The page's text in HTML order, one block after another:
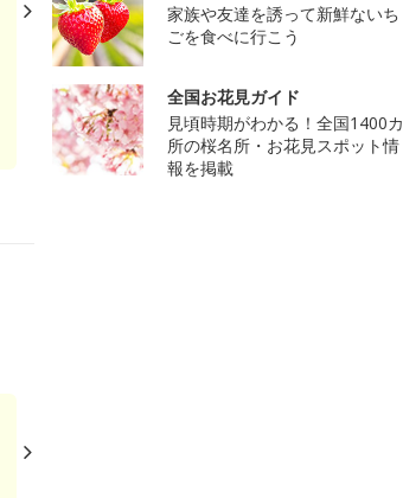
家族や友達を誘って新鮮ないち
ごを食べに行こう
全国お花見ガイド
見頃時期がわかる！全国1400カ
所の桜名所・お花見スポット情
報を掲載